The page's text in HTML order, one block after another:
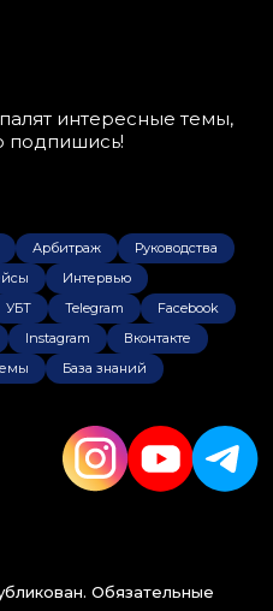
палят интересные темы,
подпишись!
Арбитраж
Руководства
Интервью
УБТ Telegram
Facebook
Instagram
Вконтакте
База знаний
Обязательные